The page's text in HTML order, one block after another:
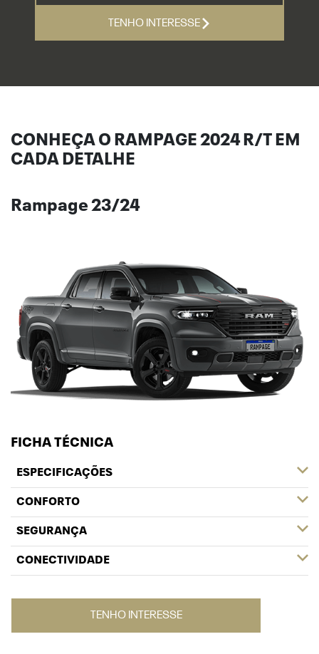
TENHO INTERESSE
CONHEÇA O RAMPAGE 2024 R/T EM
CADA DETALHE
Rampage 23/24
FICHA TÉCNICA
ESPECIFICAÇÕES
CONFORTO
SEGURANÇA
CONECTIVIDADE
TENHO INTERESSE